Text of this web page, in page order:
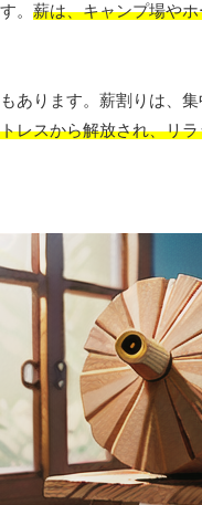
。 薪は、キャンプ場や
あります。薪割りは、
レスから解放され、リ